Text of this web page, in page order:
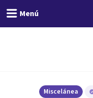
Menú
Miscelánea